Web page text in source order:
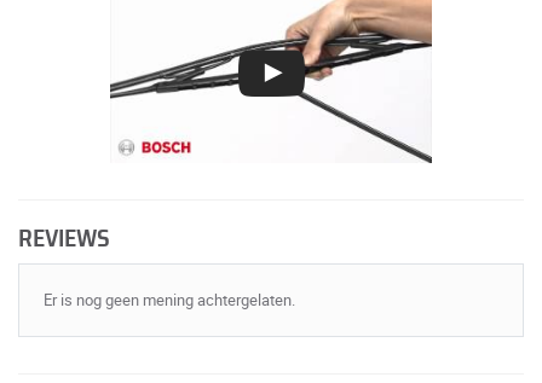
REVIEWS
Er is nog geen mening achtergelaten.